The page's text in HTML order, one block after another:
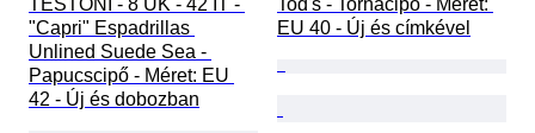
TESTONI - 8 UK - 42 IT -
"Capri" Espadrillas
Unlined Suede Sea -
Papucscipő - Méret: EU
42 - Új és dobozban
Tod's - Tornacipő - Méret:
EU 40 - Új és címkével